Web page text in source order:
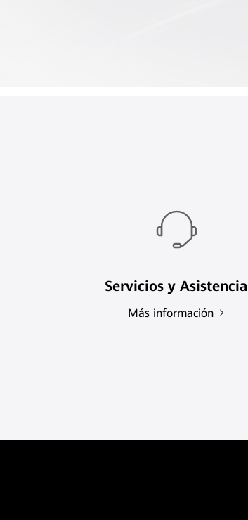
Servicios y Asistencia
Más información